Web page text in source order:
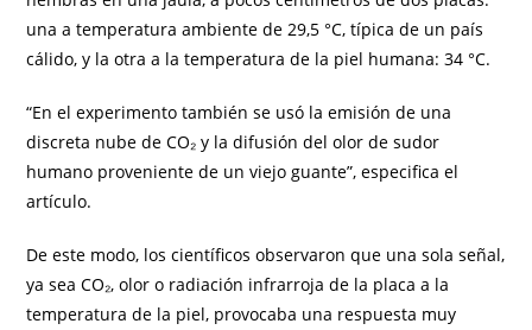
una a temperatura ambiente de 29,5 °C, típica de un país
cálido, y la otra a la temperatura de la piel humana: 34 °C.
“En el experimento también se usó la emisión de una
discreta nube de CO₂ y la difusión del olor de sudor
humano proveniente de un viejo guante”, especifica el
artículo.
De este modo, los científicos observaron que una sola señal,
ya sea CO₂, olor o radiación infrarroja de la placa a la
temperatura de la piel, provocaba una respuesta muy